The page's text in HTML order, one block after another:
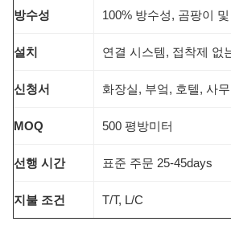
방수성 100% 방수성, 곰팡이
설치 연결 시스템, 접착제 없
신청서 화장실, 부엌, 호텔, 사
MOQ 500 평방미터
선행 시간 표준 주문 25-45days
지불 조건 T/T, L/C